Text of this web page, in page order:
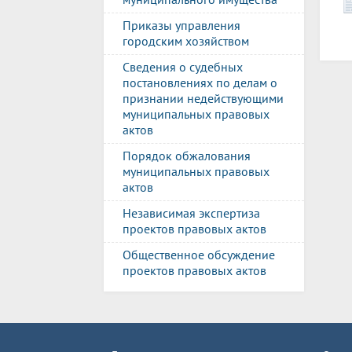
Приказы управления
городским хозяйством
Сведения о судебных
постановлениях по делам о
признании недействующими
муниципальных правовых
актов
Порядок обжалования
муниципальных правовых
актов
Независимая экспертиза
проектов правовых актов
Общественное обсуждение
проектов правовых актов